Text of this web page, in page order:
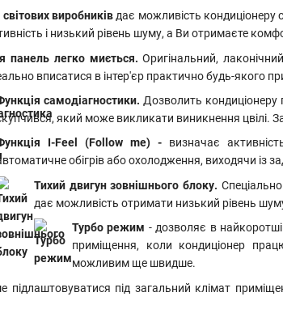
виробниківдає можливість кондиціонеру
і низький рівень шуму, а Ви отримаєте
панель легко миється.Оригінальний,
вписатися в інтер'єр практично будь-якого
самодіагностики. Дозволить
який може викликати виникнення цвілі.
I-Feel (Follow me) -
визначає
обігрів або охолодження, виходячи із
Тихий двигун зовнішнього блоку.
дає можливість отримати низький рівень
Турбо режим - дозволяє в найкоротші
приміщення, коли кондиціонер
можливим ще швидше.
підлаштовуватися під загальний клімат